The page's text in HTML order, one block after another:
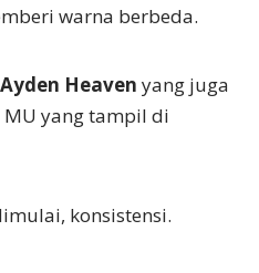
warna berbeda.
Ayden Heaven yang juga
yang tampil di
konsistensi.